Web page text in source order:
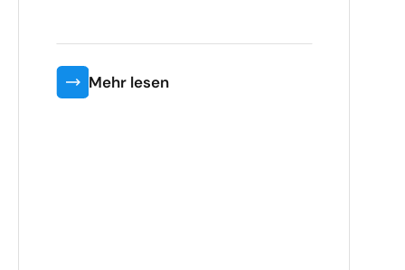
Mehr lesen